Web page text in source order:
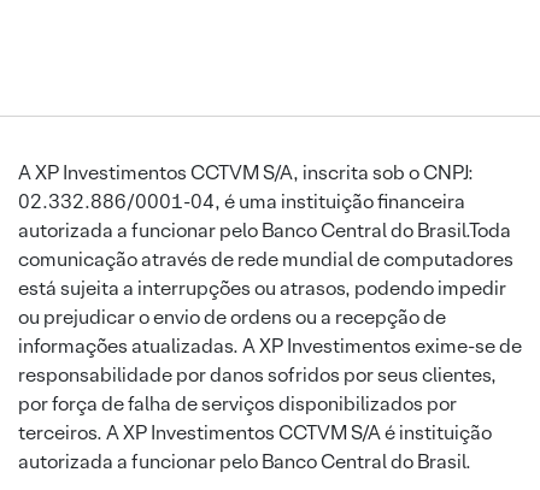
A XP Investimentos CCTVM S/A, inscrita sob o CNPJ:
02.332.886/0001-04, é uma instituição financeira
autorizada a funcionar pelo Banco Central do Brasil.Toda
comunicação através de rede mundial de computadores
está sujeita a interrupções ou atrasos, podendo impedir
ou prejudicar o envio de ordens ou a recepção de
informações atualizadas. A XP Investimentos exime-se de
responsabilidade por danos sofridos por seus clientes,
por força de falha de serviços disponibilizados por
terceiros. A XP Investimentos CCTVM S/A é instituição
autorizada a funcionar pelo Banco Central do Brasil.